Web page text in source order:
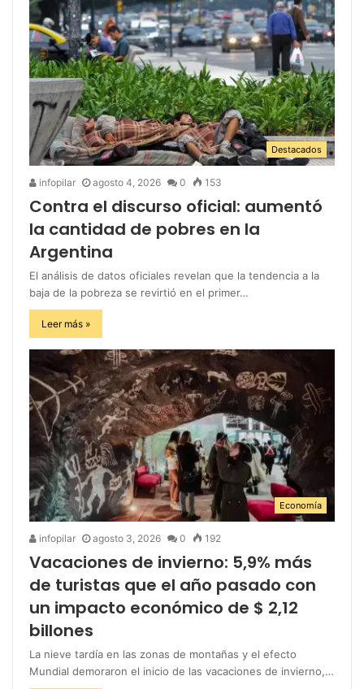
Destacados
infopilar agosto 4, 2026 0 153
Contra el discurso oficial: aumentó
la cantidad de pobres en la
Argentina
El análisis de datos oficiales revelan que la tendencia a la
baja de la pobreza se revirtió en el primer…
Leer más »
Economía
infopilar agosto 3, 2026 0 192
Vacaciones de invierno: 5,9% más
de turistas que el año pasado con
un impacto económico de $ 2,12
billones
La nieve tardía en las zonas de montañas y el efecto
Mundial demoraron el inicio de las vacaciones de invierno,…